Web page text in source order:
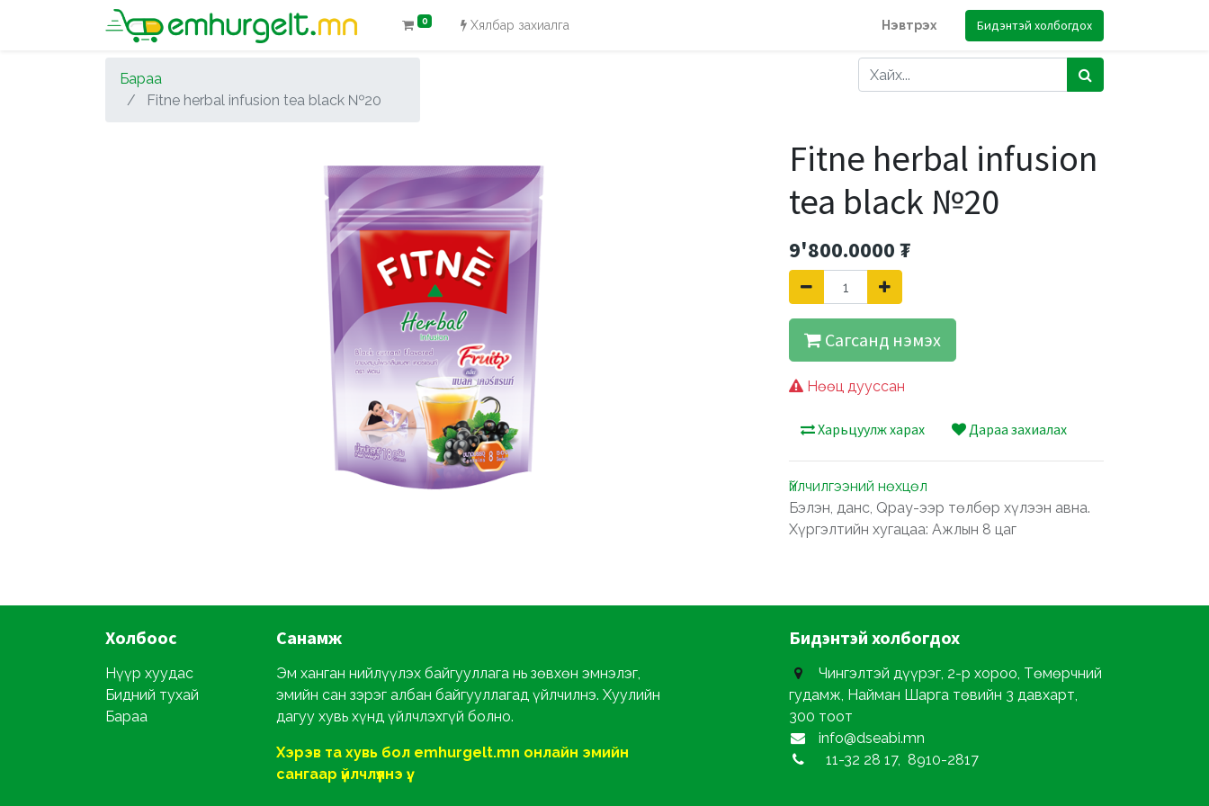
0 Хялбар захиалга Нэвтрэх Бидэнтэй холбогдох
Бараа
Fitne herbal infusion tea black №20
Fitne herbal infusion
tea black №20
9'800.0000₮
Сагсанд нэмэх
Нөөц дууссан
Харьцуулж харах Дараа захиалах
Үйлчилгээний нөхцөл
Бэлэн, данс, Qpay-ээр төлбөр хүлээн авна.
Хүргэлтийн хугацаа: Ажлын 8 цаг
Холбоос
Нүүр хуудас
Бидний тухай
Бараа
Санамж
Эм ханган нийлүүлэх байгууллага нь зөвхөн эмнэлэг,
эмийн сан зэрэг албан байгууллагад үйлчилнэ. Хуулийн
дагуу хувь хүнд үйлчлэхгүй болно.
Хэрэв та хувь бол emhurgelt.mn онлайн эмийн
сангаар үйлчлүүлнэ үү.
Бидэнтэй холбогдох
Чингэлтэй дүүрэг, 2-р хороо, Төмөрчний
гудамж, Найман Шарга төвийн 3 давхарт,
300 тоот
info@dseabi.mn
11-32 28 17, 8910-2817